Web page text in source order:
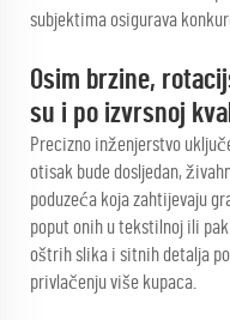
subjektima osigurava
Osim brzine,
su i po izvrsnoj
Precizno inženjerstvo
otisak bude dosljedan,
poduzeća koja zahtijevaju
poput onih u tekstilnoj ili
oštrih slika i sitnih detalja
privlačenju više kupaca.